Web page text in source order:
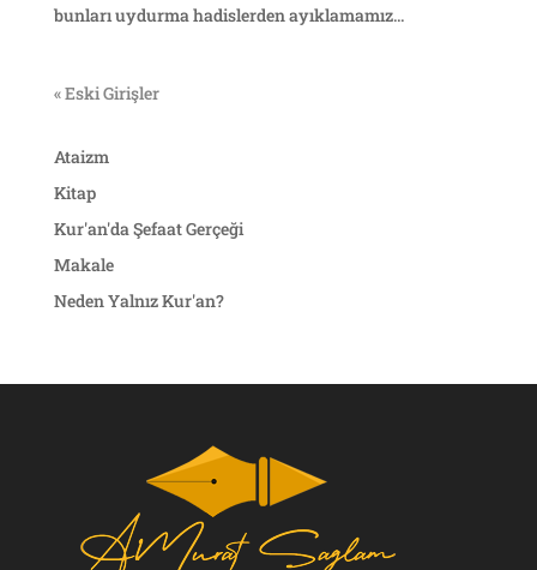
bunları uydurma hadislerden ayıklamamız...
« Eski Girişler
Ataizm
Kitap
Kur'an'da Şefaat Gerçeği
Makale
Neden Yalnız Kur'an?